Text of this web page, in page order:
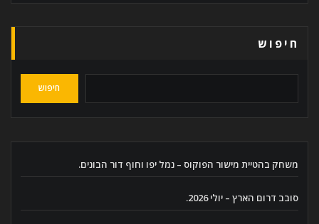
חיפוש
חיפוש
משחק בהטיית מישור הפוקוס – נמל יפו וחוף דור הבונים.
סובב דרום הארץ – יולי 2026.